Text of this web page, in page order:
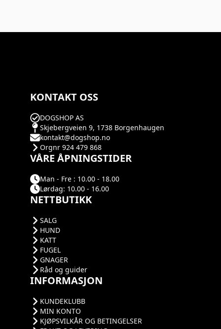
KONTAKT OSS
DOGSHOP AS
Skjebergveien 9, 1738 Borgenhaugen
kontakt@dogshop.no
Orgnr 924 479 868
VÅRE ÅPNINGSTIDER
Man - Fre : 10.00 - 18.00
Lørdag: 10.00 - 16.00
NETTBUTIKK
SALG
HUND
KATT
FUGEL
GNAGER
Råd og guider
INFORMASJON
KUNDEKLUBB
MIN KONTO
KJØPSVILKÅR OG BETINGELSER